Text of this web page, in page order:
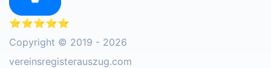
⭐⭐⭐⭐⭐
Copyright © 2019 - 2026
vereinsregisterauszug.com